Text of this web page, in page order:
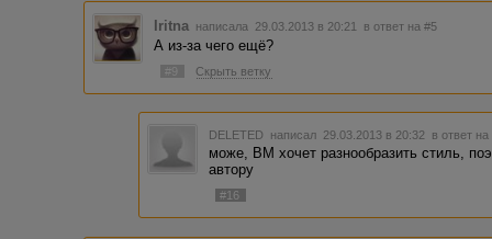
Iritna написала 29.03.2013 в 20:21 в ответ на #5
А из-за чего ещё?
#9 Скрыть ветку
DELETED написал 29.03.2013 в 20:32 в ответ на
може, ВМ хочет разнообразить стиль,
автору
#16